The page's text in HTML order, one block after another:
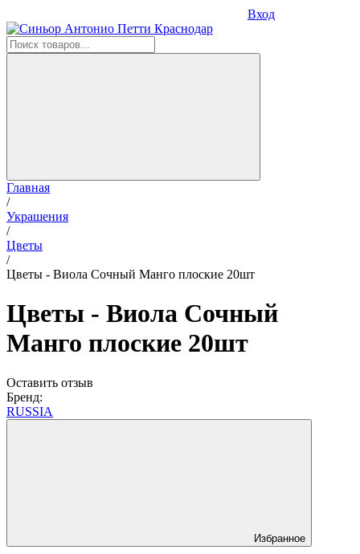
Вход
Главная
/
Украшения
/
Цветы
/
Цветы - Виола Сочный Манго плоские 20шт
Цветы - Виола Сочный
Манго плоские 20шт
Оставить отзыв
Бренд:
RUSSIA
Избранное